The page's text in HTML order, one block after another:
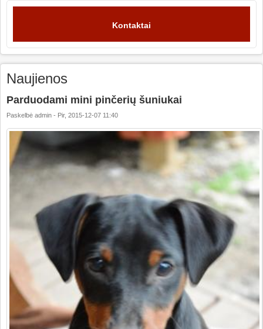
Kontaktai
Naujienos
Parduodami mini pinčerių šuniukai
Paskelbė admin - Pir, 2015-12-07 11:40